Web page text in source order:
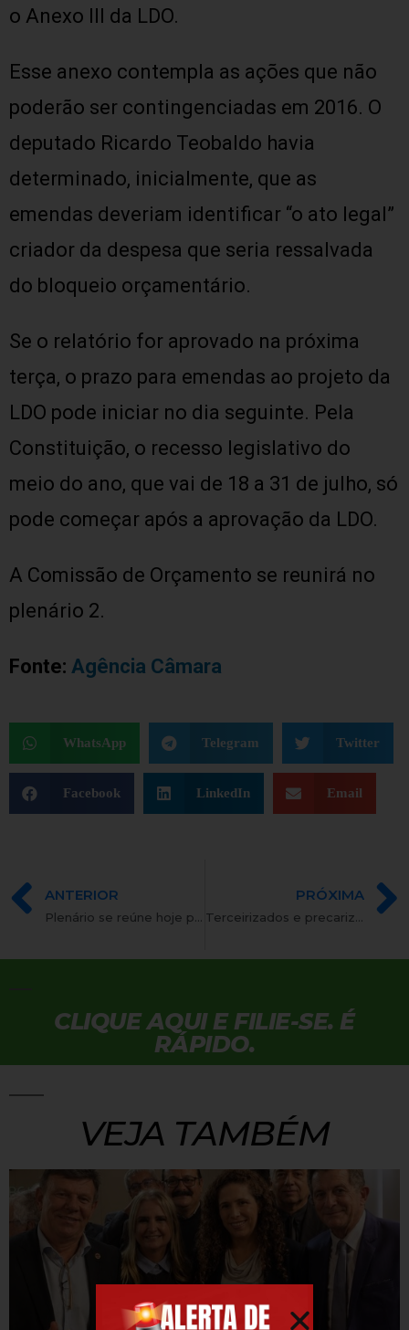
o Anexo III da LDO.
Esse anexo contempla as ações que não
poderão ser contingenciadas em 2016. O
deputado Ricardo Teobaldo havia
determinado, inicialmente, que as
emendas deveriam identificar “o ato legal”
criador da despesa que seria ressalvada
do bloqueio orçamentário.
Se o relatório for aprovado na próxima
terça, o prazo para emendas ao projeto da
LDO pode iniciar no dia seguinte. Pela
Constituição, o recesso legislativo do
meio do ano, que vai de 18 a 31 de julho, só
pode começar após a aprovação da LDO.
A Comissão de Orçamento se reunirá no
plenário 2.
Fonte: Agência Câmara
WhatsApp Telegram Twitter
Facebook LinkedIn Email
ANTERIOR
Plenário se reúne hoje para votar acordos internacionais com EUA e França
PRÓXIMA
Terceirizados e precarizados, novas vozes na universidade
CLIQUE AQUI E FILIE-SE. É
RÁPIDO.
VEJA TAMBÉM